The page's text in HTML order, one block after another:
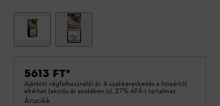
5613 FT*
Ajánlott végfelhasználói ár. A szakkereskedés a listaártól
eltérhet (akciós ár esetében is). 27% ÁFÁ-t tartalmaz.
Árucikk